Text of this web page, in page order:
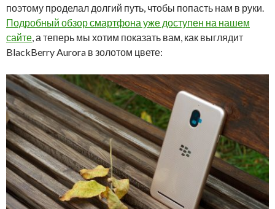
поэтому проделал долгий путь, чтобы попасть нам в руки.
Подробный обзор смартфона уже доступен на нашем
сайте, а теперь мы хотим показать вам, как выглядит
BlackBerry Aurora в золотом цвете: